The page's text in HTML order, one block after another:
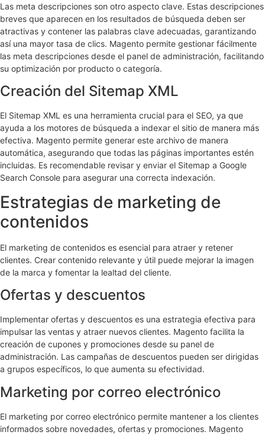
Las meta descripciones son otro aspecto clave. Estas descripciones
breves que aparecen en los resultados de búsqueda deben ser
atractivas y contener las palabras clave adecuadas, garantizando
así una mayor tasa de clics. Magento permite gestionar fácilmente
las meta descripciones desde el panel de administración, facilitando
su optimización por producto o categoría.
Creación del Sitemap XML
El Sitemap XML es una herramienta crucial para el SEO, ya que
ayuda a los motores de búsqueda a indexar el sitio de manera más
efectiva. Magento permite generar este archivo de manera
automática, asegurando que todas las páginas importantes estén
incluidas. Es recomendable revisar y enviar el Sitemap a Google
Search Console para asegurar una correcta indexación.
Estrategias de marketing de
contenidos
El marketing de contenidos es esencial para atraer y retener
clientes. Crear contenido relevante y útil puede mejorar la imagen
de la marca y fomentar la lealtad del cliente.
Ofertas y descuentos
Implementar ofertas y descuentos es una estrategia efectiva para
impulsar las ventas y atraer nuevos clientes. Magento facilita la
creación de cupones y promociones desde su panel de
administración. Las campañas de descuentos pueden ser dirigidas
a grupos específicos, lo que aumenta su efectividad.
Marketing por correo electrónico
El marketing por correo electrónico permite mantener a los clientes
informados sobre novedades, ofertas y promociones. Magento